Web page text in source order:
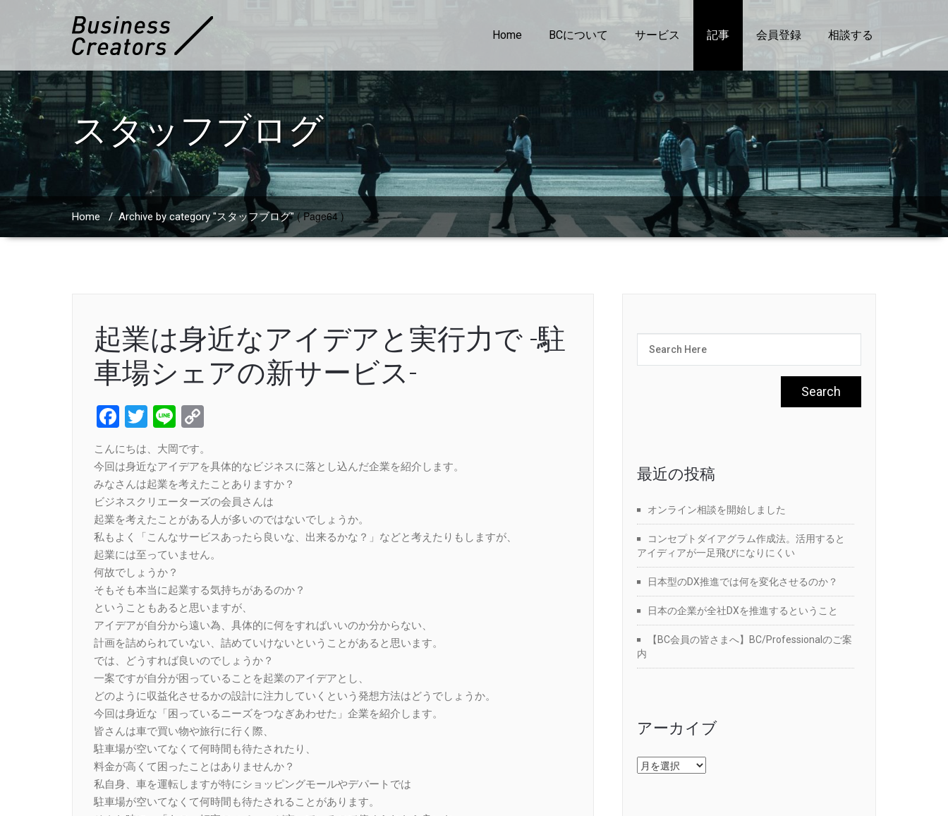
Home BCについて サービス 記事 会員登録 相談する
スタッフブログ
Home / Archive by category "スタッフブログ" ( Page64 )
起業は身近なアイデアと実行力で -駐
車場シェアの新サービス-
Facebook
Twitter
Line
こんにちは、大岡です。
今回は身近なアイデアを具体的なビジネスに落とし込んだ企業を紹介します。
みなさんは起業を考えたことありますか？
ビジネスクリエーターズの会員さんは
起業を考えたことがある人が多いのではないでしょうか。
私もよく「こんなサービスあったら良いな、出来るかな？」などと考えたりもしますが、
起業には至っていません。
何故でしょうか？
そもそも本当に起業する気持ちがあるのか？
ということもあると思いますが、
アイデアが自分から遠い為、具体的に何をすればいいのか分からない、
計画を詰められていない、詰めていけないということがあると思います。
では、どうすれば良いのでしょうか？
一案ですが自分が困っていることを起業のアイデアとし、
どのように収益化させるかの設計に注力していくという発想方法はどうでしょうか。
今回は身近な「困っているニーズをつなぎあわせた」企業を紹介します。
皆さんは車で買い物や旅行に行く際、
駐車場が空いてなくて何時間も待たされたり、
料金が高くて困ったことはありませんか？
私自身、車を運転しますが特にショッピングモールやデパートでは
駐車場が空いてなくて何時間も待たされることがあります。
最近の投稿
オンライン相談を開始しました
コンセプトダイアグラム作成法。活用すると
アイディアが一足飛びになりにくい
日本型のDX推進では何を変化させるのか？
日本の企業が全社DXを推進するということ
【BC会員の皆さまへ】BC/Professionalのご案
内
アーカイブ
ア
ー